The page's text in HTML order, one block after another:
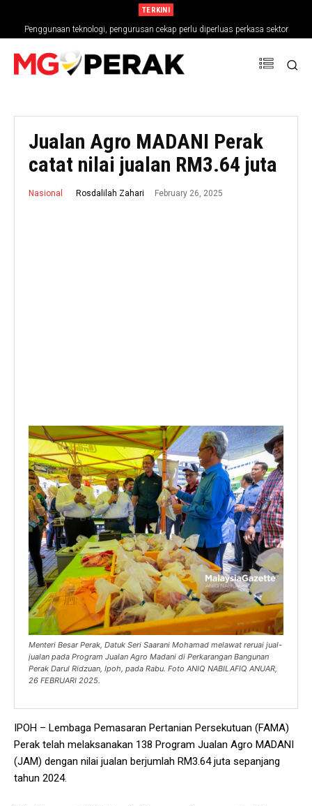
TERKINI
Penggunaan teknologi, pengurusan cekap perlu diperluas perkasa sektor
pertanian
MGPerak: Teknologi, Pengurusan Cekap Perlu Diperluas Perkasa Sektor
Pertanian
Jualan Agro MADANI Perak
catat nilai jualan RM3.64 juta
Nasional Rosdalilah Zahari February 26, 2025
Menteri Besar Perak, Datuk Seri Saarani Mohamad melawat reruai jual-
jualan pada Program Jualan Agro Madani di Perkarangan Bangunan
Perak Darul Ridzuan, Ipoh, pada Rabu. Foto ANIQ NABILAFIQ ANUAR,
26 FEBRUARI 2025.
IPOH – Lembaga Pemasaran Pertanian Persekutuan (FAMA)
Perak telah melaksanakan 138 Program Jualan Agro MADANI
(JAM) dengan nilai jualan berjumlah RM3.64 juta sepanjang
tahun 2024.